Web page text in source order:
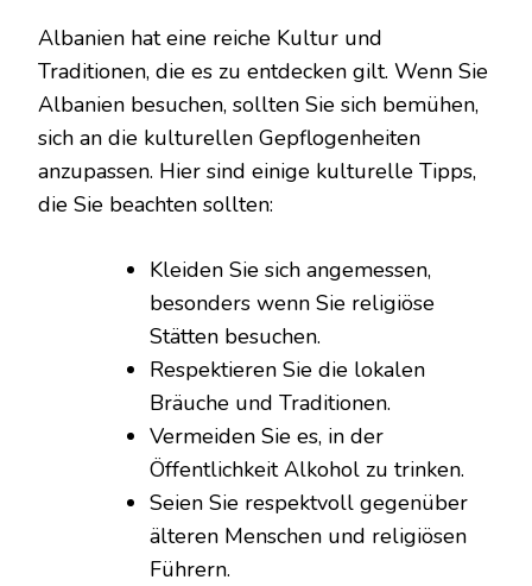
Albanien hat eine reiche Kultur und
Traditionen, die es zu entdecken gilt. Wenn Sie
Albanien besuchen, sollten Sie sich bemühen,
sich an die kulturellen Gepflogenheiten
anzupassen. Hier sind einige kulturelle Tipps,
die Sie beachten sollten:
Kleiden Sie sich angemessen,
besonders wenn Sie religiöse
Stätten besuchen.
Respektieren Sie die lokalen
Bräuche und Traditionen.
Vermeiden Sie es, in der
Öffentlichkeit Alkohol zu trinken.
Seien Sie respektvoll gegenüber
älteren Menschen und religiösen
Führern.